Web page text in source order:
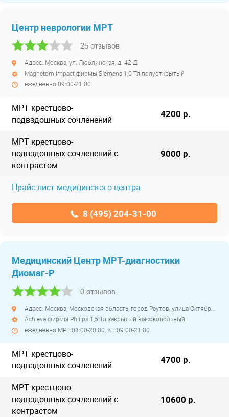
Центр неврологии МРТ
25 отзывов
Адрес: Москва, ул. Люблинская, д. 42 Д
Magnetom Impact фирмы Siemens 1,0 Тл полуоткрытый
ежедневно 09:00-21:00
МРТ крестцово-
подвздошных сочленений
4200 р.
МРТ крестцово-
подвздошных сочленений с
контрастом
9000 р.
Прайс-лист медицинского центра
8 (495) 204-31-00
Медицинский Центр МРТ-диагностики
Диомаг-Р
0 отзывов
Achieva фирмы Philips 1,5 Тл закрытый высокопольный
ежедневно МРТ 08:00-20:00, КТ 09:00-21:00
МРТ крестцово-
подвздошных сочленений
4700 р.
МРТ крестцово-
подвздошных сочленений с
контрастом
10600 р.